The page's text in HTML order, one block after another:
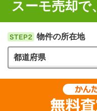
スーモ売却で
物件の所在地